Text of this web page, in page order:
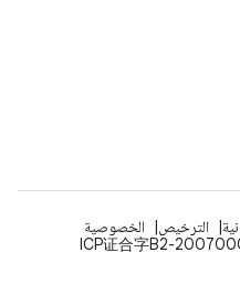
الترخيص
الخصوصية
ICP证合字B2-